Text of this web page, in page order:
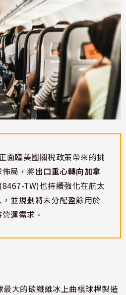
面臨美國關稅政策帶來的挑
局，將出口重心轉向加拿
TW)也持續強化在航太
並規劃將未分配盈餘用於
運需求。
大的碳纖維冰上曲棍球桿製造